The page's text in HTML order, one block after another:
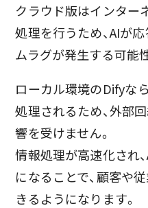
クラウド版はインター
処理を行うため、AIが
ムラグが発生する可能
ローカル環境のDifyな
処理されるため、外部
響を受けません。
情報処理が高速化され
になることで、顧客や
きるようになります。